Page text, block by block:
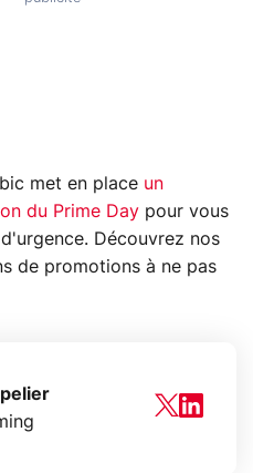
met en place un
du Prime Day pour vous
Découvrez nos
de promotions à ne pas